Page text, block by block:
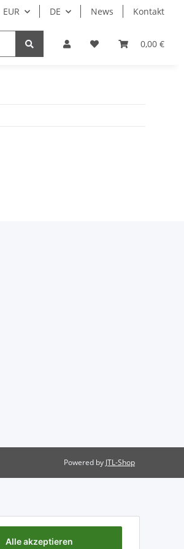
EUR DE News Kontakt
0,00 €
Powered by JTL-Shop
Alle akzeptieren